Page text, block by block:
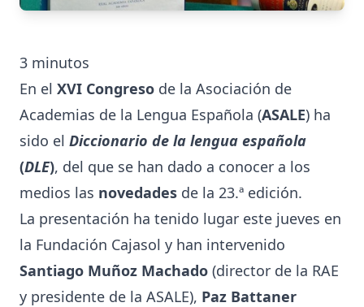
3 minutos
En el XVI Congreso de la Asociación de
Academias de la Lengua Española (ASALE) ha
sido el Diccionario de la lengua española
(DLE), del que se han dado a conocer a los
medios las novedades de la 23.ª edición.
La presentación ha tenido lugar este jueves en
la Fundación Cajasol y han intervenido
Santiago Muñoz Machado (director de la RAE
y presidente de la ASALE), Paz Battaner